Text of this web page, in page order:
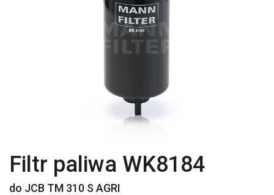
Filtr paliwa WK8184
do JCB TM 310 S AGRI